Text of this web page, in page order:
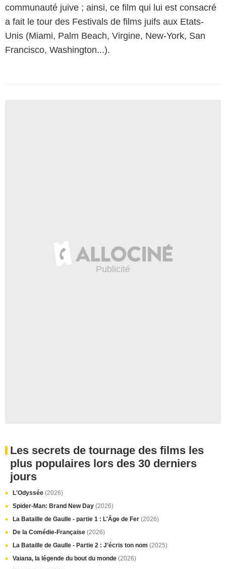
communauté juive ; ainsi, ce film qui lui est consacré
a fait le tour des Festivals de films juifs aux Etats-
Unis (Miami, Palm Beach, Virgine, New-York, San
Francisco, Washington...).
Les secrets de tournage des films les
plus populaires lors des 30 derniers
jours
L'Odyssée (2026)
Spider-Man: Brand New Day (2026)
La Bataille de Gaulle - partie 1 : L'Âge de Fer (2026)
De la Comédie-Française (2026)
La Bataille de Gaulle - Partie 2 : J’écris ton nom (2025)
Vaiana, la légende du bout du monde (2026)